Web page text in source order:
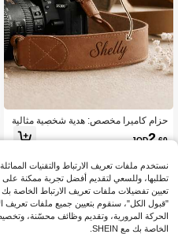
حزام كاميرا مخصص: هدية شخصية مثالية
لمناسبات متنوعة. يمكنك نقش أي اسم أو
تاريخ مميز أو رسالة مؤثرة عليه. سواء كا
ى سنوية أو هدية مفاجئة لهاوي التصوير، ف
هو الخيار المثالي لجميع المناسبات.
JOD2.60
نستخدم ملفات تعريف الارتباط والتقنيات
تطلبها، وللسعي لتقديم أفضل تجربة ممكنة
تعيين تفضيلات ملفات تعريف الارتباط
"قبول الكل"، سنقوم بتعيين جميع ملفات تعريف
الحركة المرورية، وتقديم وظائف محسّنة،
الخاصة بك مع SHEIN.